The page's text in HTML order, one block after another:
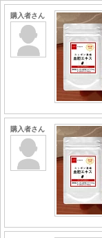
購入者さん
購入者さん